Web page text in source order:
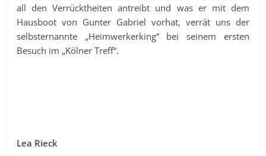
all den Verrücktheiten antreibt und was er mit dem
Hausboot von Gunter Gabriel vorhat, verrät uns der
selbsternannte „Heimwerkerking“ bei seinem ersten
Besuch im „Kölner Treff“.
Lea Rieck